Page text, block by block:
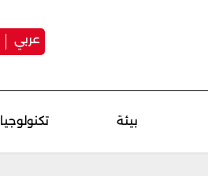
عربي
بيئة تكنولوجيا